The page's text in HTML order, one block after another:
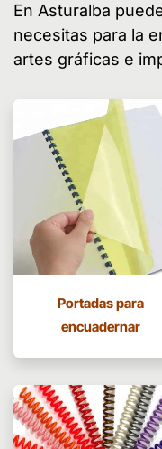
En Asturalba
necesitas para la
artes gráficas e
Portadas para
encuadernar